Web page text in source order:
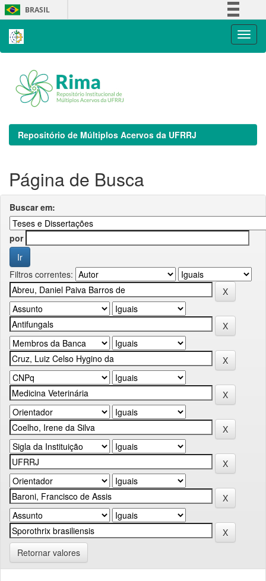
Skip
navigation
BRASIL
Repositório de Múltiplos Acervos da UFRRJ
Página de Busca
Buscar em:
por
Filtros correntes:
Retornar valores